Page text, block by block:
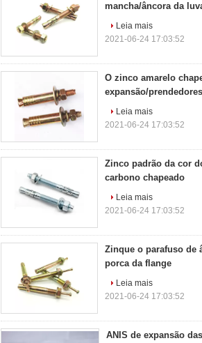
mancha/âncora da
Leia mais
2021-06-24 17:03:52
O zinco amarelo
expansão/
Leia mais
2021-06-24 17:03:52
Zinco padrão da cor
carbono chapeado
Leia mais
2021-06-24 17:03:52
Zinque o parafuso de
porca da flange
Leia mais
2021-06-24 17:03:52
ANIS de expansão